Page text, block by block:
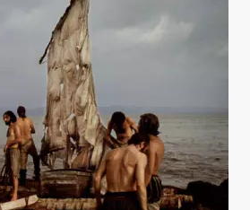
Cabeza de Vaca